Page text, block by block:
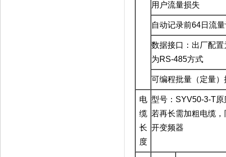
用户流量损失
自动记录前64日流
数据接口：出厂配置
为RS-485方式
可编程批量（定量）
电
缆
长
度
型号： SYV50-3-T
若再长需加粗电缆
开变频器